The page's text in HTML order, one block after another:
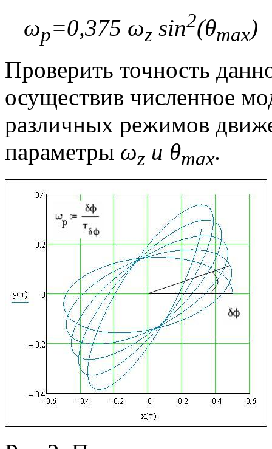
ωp=0,375 ωz sin2(θmax
Проверить точность
осуществив численное
различных режимов
параметры ωz и θmax.